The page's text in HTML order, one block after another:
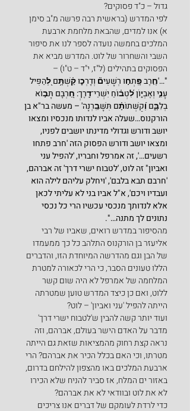
גדול – כ"ד פסוקים?
לפי המדרש (בראשית רבה פרשה מ"ב סימן
א) אנו למדים, שהבאת מלחמת ארבעת
המלכים בחמשה נועדה לספר לנו את סיפור
השבי והשחרור של לוט. המדרש מביא את
הפסוקים בתהילים (ל"ז, י"ד – ט"ו) –
"…'חֶ֤רֶב פָּֽתְח֣וּ רְשָׁעִים֘ וְדָרְכ֪וּ קַ֫שְׁתָּ֥ם לְ֭הַפִּיל
עָנִ֣י וְאֶבְי֑וֹן לִ֝טְב֗וֹחַ יִשְׁרֵי־דָֽרֶךְ: חַ֭רְבָּם תָּב֣וֹא
בְלִבָּ֑ם וְ֝קַשְּׁתוֹתָ֗ם תִּשָּׁבַֽרְנָה' – מעשה בר"א בן
הורקנוס…שעלה אביו לנדותו מנכסיו ומצאו
יושב ודורש וגדולי מדינתו יושבים לפניו,
ומצאו יושב ודורש הפסוק הזה 'חרב פתחו
רשעים…', זה אמרפל וחבריו, 'להפיל עני
ואביון" זה לוט, 'לטבוח ישרי דרך' זה אברהם,
'חרבם תבא בלבם', 'ויחלק עליהם לילה הוא
ועבדיו ויכם', א"ל אביו בני לא עליתי לכאן
אלא לנדותך מנכסי עכשיו הרי כל נכסי
נתונים לך מתנה…".
מהסיפור במדרש רואים, שאביו של רבי
אליעזר בן הורקנוס התלהב כל כך ממעמדו
של הבן וגם מהדרשה המיוחדת הזו, והדברים
הללו טעונים הסבר, כי הרי לכאורה למטרת
המלחמה של אמרפל לא היה שום קשר
ללוט, ואם כן כיצד המדרש טוען שמטרתה
הייתה להפיל 'עני ואביון' – לוט?
ועוד יותר קשה להבין ש'לטבוח ישרי דרך'
מדבר על האדם הישר בעולם, אברהם, וזה
נראה קצת רחוק מהמציאות שזאת גם הייתה
מטרתו, וכי האם בכלל הכיר את אברהם? הרי
ארבעת המלכים באו מהצפון להילחם בדרום,
באזור ים המלח, אז סביר להניח שלא הכירו
לא את לוט ובוודאי לא את אברהם?
כדי לרדת לעומקם של דברים אנו צריכים